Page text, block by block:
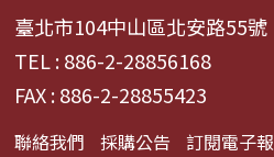
臺北市104中山區北安路55號
TEL : 886-2-28856168
FAX : 886-2-28855423
聯絡我們 採購公告 訂閱電子報